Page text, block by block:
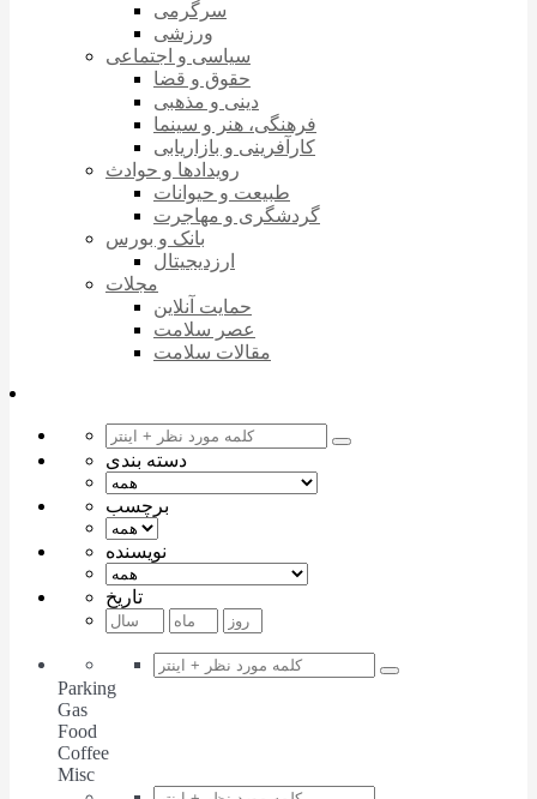
سرگرمی
ورزشی
سیاسی و اجتماعی
حقوق و قضا
دینی و مذهبی
فرهنگی، هنر و سینما
کارآفرینی و بازاریابی
رویدادها و حوادث
طبیعت و حیوانات
گردشگری و مهاجرت
بانک و بورس
ارزدیجیتال
مجلات
حمایت آنلاین
عصر سلامت
مقالات سلامت
دسته بندی
برچسب
نویسنده
تاریخ
Parking
Gas
Food
Coffee
Misc